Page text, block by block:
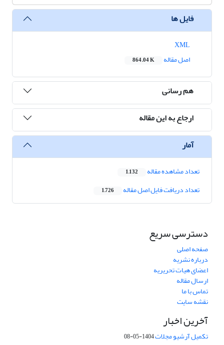
فایل ها
اصل مقاله
864.04 K
هم رسانی
ارجاع به این مقاله
آمار
تعداد مشاهده مقاله 1,132
تعداد دریافت فایل اصل مقاله 1,726
دسترسی سریع
صفحه اصلی
درباره نشریه
اعضای هیات تحریریه
ارسال مقاله
تماس با ما
نقشه سایت
آخرین اخبار
تکمیل آرشیو مجلات1404-05-08